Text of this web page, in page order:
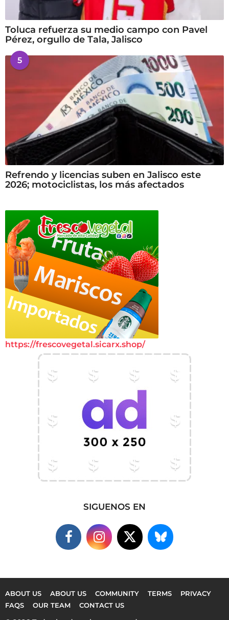
Toluca refuerza su medio campo con Pavel
Pérez, orgullo de Tala, Jalisco
5
Refrendo y licencias suben en Jalisco este
2026; motociclistas, los más afectados
https://frescovegetal.sicarx.shop/
SIGUENOS EN
ABOUT US ABOUT US COMMUNITY TERMS
PRIVACY
FAQS
OUR TEAM CONTACT US